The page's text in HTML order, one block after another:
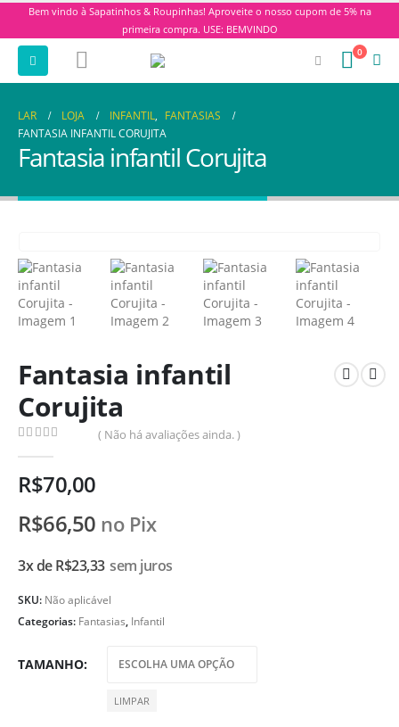
Bem vindo à Sapatinhos & Roupinhas! Aproveite o nosso cupom de 5% na
primeira compra. USE: BEMVINDO
0
LAR LOJA INFANTIL, FANTASIAS
FANTASIA INFANTIL CORUJITA
Fantasia infantil Corujita
Fantasia infantil
Corujita
( Não há avaliações ainda. )
R$70,00
R$66,50 no Pix
3x deR$23,33 sem juros
SKU: Não aplicável
Categorias: Fantasias, Infantil
TAMANHO
LIMPAR